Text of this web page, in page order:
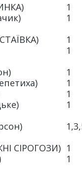
1
1
1
1
1
1
1
1
СІРОГОЗИ) 1
1